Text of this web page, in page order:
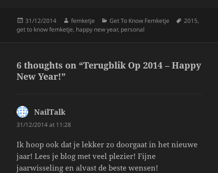
Posted
on
31/12/2014 Author
femketje Categories
Get To Know Femketje Tags
2015,
get to know femketje, happy new year, personal
6 thoughts on “Terugblik Op 2014 – Happy
New Year!”
NailTalk
31/12/2014 at 11:28
Ik hoop ook dat je lekker zo doorgaat in het nieuwe
jaar! Lees je blog met veel plezier! Fijne
jaarwisseling en alvast de beste wensen!